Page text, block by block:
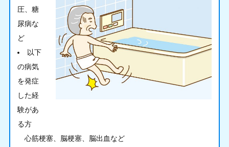
圧、糖
尿病な
ど
以下
の病気
を発症
した経
験があ
る方
心筋梗塞、脳梗塞、脳出血など